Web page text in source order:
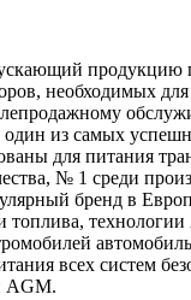
продукцию
необходимых
из самых
для питания
№ 1 среди
бренд в
всех систем
AGM.